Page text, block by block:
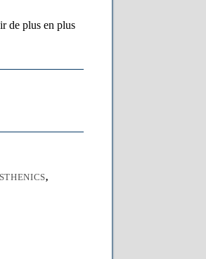
de plus en plus
,